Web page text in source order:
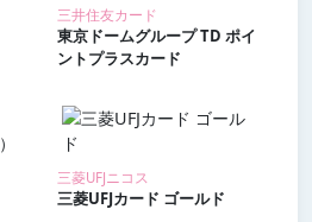
三井住友カード
東京ドームグループ TD ポイ
ントプラスカード
三菱UFJニコス
三菱UFJカード ゴールド